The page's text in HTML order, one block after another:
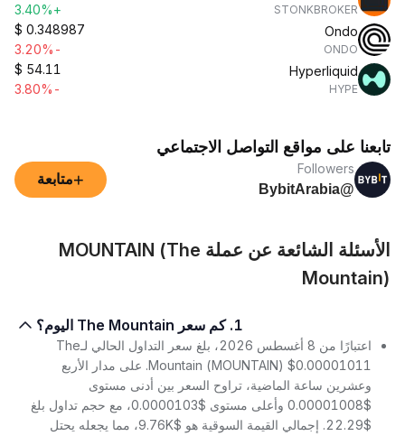
STONKBROKER
+3.40%
Ondo
ONDO
$ 0.348987
-3.20%
Hyperliquid
HYPE
$ 54.11
-3.80%
تابعنا على مواقع التواصل الاجتماعي
Followers
@BybitArabia
+متابعة
الأسئلة الشائعة عن عملة MOUNTAIN (The
Mountain)
1. كم سعر The Mountain اليوم؟
اعتبارًا من 8 أغسطس 2026، بلغ سعر التداول الحالي لـThe
Mountain (MOUNTAIN) $0.00001011. على مدار الأربع
وعشرين ساعة الماضية، تراوح السعر بين أدنى مستوى
$0.00001008 وأعلى مستوى $0.0000103، مع حجم تداول بلغ
$22.29. إجمالي القيمة السوقية هو $9.76K، مما يجعله يحتل